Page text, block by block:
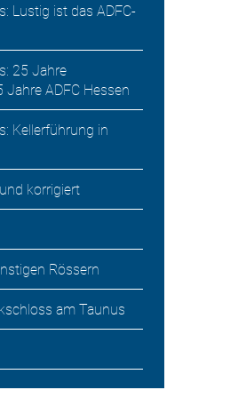
Lustig ist das ADFC-
25 Jahre
ADFC Hessen
Kellerführung in
korrigiert
Rössern
am Taunus